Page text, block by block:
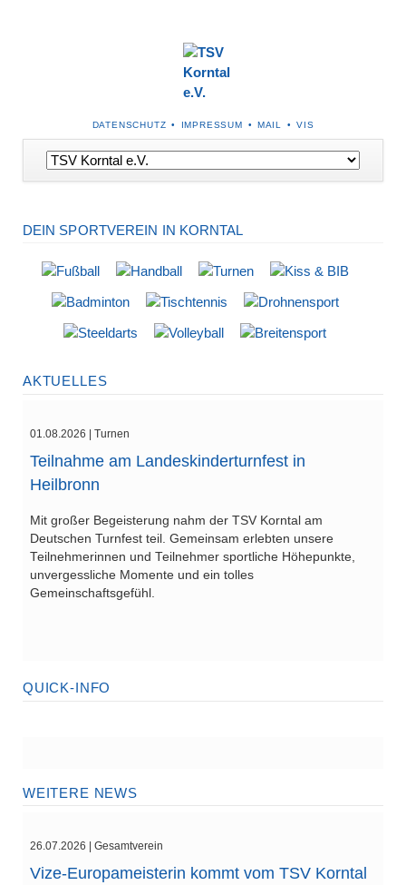
NAVIGATION
ÜBERSPRINGEN
DATENSCHUTZ IMPRESSUM MAIL VIS
Navigation
überspringen
DEIN SPORTVEREIN IN KORNTAL
AKTUELLES
01.08.2026 | Turnen
Teilnahme am Landeskinderturnfest in
Heilbronn
Mit großer Begeisterung nahm der TSV Korntal am
Deutschen Turnfest teil. Gemeinsam erlebten unsere
Teilnehmerinnen und Teilnehmer sportliche Höhepunkte,
unvergessliche Momente und ein tolles
Gemeinschaftsgefühl.
QUICK-INFO
WEITERE NEWS
26.07.2026 | Gesamtverein
Vize-Europameisterin kommt vom TSV Korntal